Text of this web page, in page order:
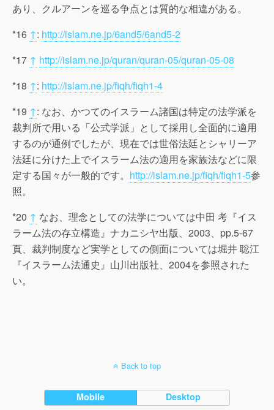
あり、クルアーンを巡る争点とは質的な相違がある。
*16 ↑: http://islam.ne.jp/6and5/6and5-2
*17 ↑ http://islam.ne.jp/quran/quran-05/quran-05-08
*18 ↑: http://islam.ne.jp/fiqh/fiqh1-4
*19 ↑: なお、かつてのイスラーム諸国は特定の法学派を
裁判所で用いる「公式学派」として採用し全面的に適用
するのが通例でしたが、現在では世俗法廷とシャリーア
法廷に分けた上でイスラーム法の適用を家族法などに限
定する国々が一般的です。 http://islam.ne.jp/fiqh/fiqh1-5参
照。
*20 ↑ なお、理念としての法学については中田 考『イス
ラーム法の存立構造』ナカニシヤ出版、2003、pp.5-67
頁、裁判制度など実学としての側面については堀井 聡江
『イスラーム法通史』山川出版社、2004を参照された
い。
Back to top
Mobile Desktop